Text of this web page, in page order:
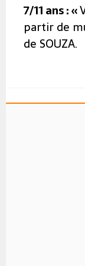
7/11 ans :«
partir de
de SOUZA.